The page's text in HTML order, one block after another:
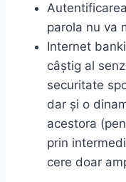
parola nu va
Internet
câștig al
securitate
dar și o
acestora
prin
cere doar